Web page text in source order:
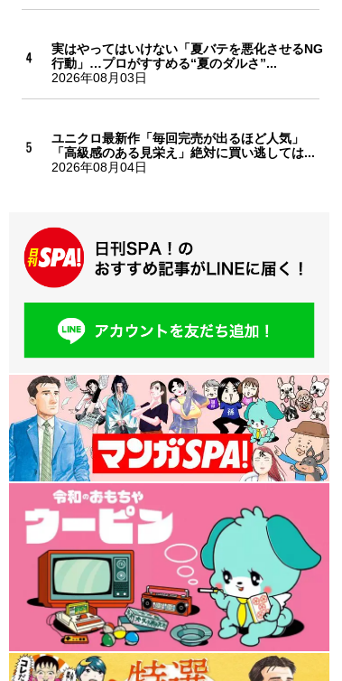
実はやってはいけない「夏バテを悪化させるNG
行動」…プロがすすめる“夏のダルさ”...
2026年08月03日
ユニクロ最新作「毎回完売が出るほど人気」
「高級感のある見栄え」絶対に買い逃しては...
2026年08月04日